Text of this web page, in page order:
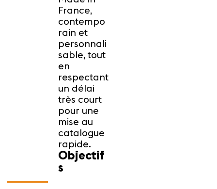
France,
contempo
rain et
personnali
sable, tout
en
respectant
un délai
très court
pour une
mise au
catalogue
rapide.
Objectif
s